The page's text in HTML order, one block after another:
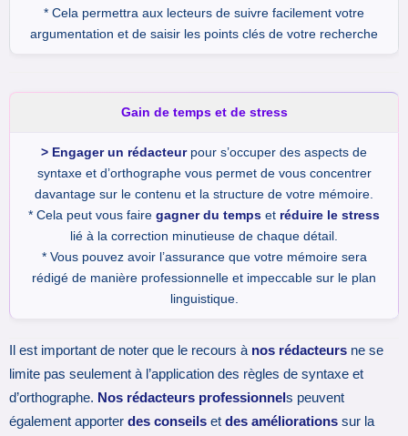
* Cela permettra aux lecteurs de suivre facilement votre
argumentation et de saisir les points clés de votre recherche
Gain de temps et de stress
> Engager un rédacteurpour s’occuper des aspects de
syntaxe et d’orthographe vous permet de vous concentrer
davantage sur le contenu et la structure de votre mémoire.
* Cela peut vous faire gagner du temps et réduire le stress
lié à la correction minutieuse de chaque détail.
* Vous pouvez avoir l’assurance que votre mémoire sera
rédigé de manière professionnelle et impeccable sur le plan
linguistique.
Il est important de noter que le recours à nos rédacteurs ne se
limite pas seulement à l’application des règles de syntaxe et
d’orthographe. Nos rédacteurs professionnel s peuvent
également apporter des conseils et des améliorations sur la